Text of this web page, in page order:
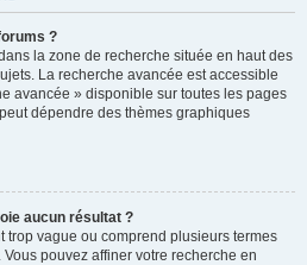
?
la zone de recherche située en haut des
La recherche avancée est accessible
avancée » disponible sur toutes les pages
dépendre des thèmes graphiques
aucun résultat ?
trop vague ou comprend plusieurs termes
pouvez affiner votre recherche en